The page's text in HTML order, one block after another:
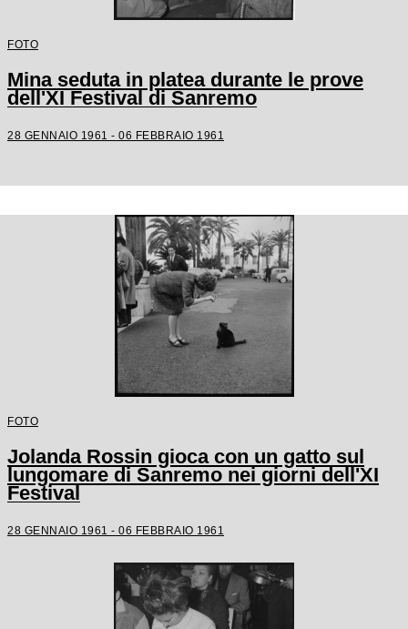
FOTO
Mina seduta in platea durante le prove
dell'XI Festival di Sanremo
28 GENNAIO 1961 - 06 FEBBRAIO 1961
FOTO
Jolanda Rossin gioca con un gatto sul
lungomare di Sanremo nei giorni dell'XI
Festival
28 GENNAIO 1961 - 06 FEBBRAIO 1961